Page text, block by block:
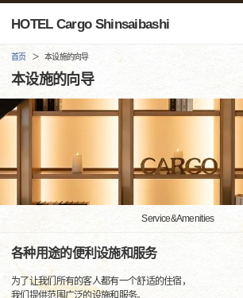
HOTEL Cargo Shinsaibashi
首页 本设施的向导
本设施的向导
Service&Amenities
各种用途的便利设施和服务
为了让我们所有的客人都有一个舒适的住宿，